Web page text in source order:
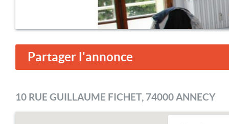
Partager l'annonce
10 RUE GUILLAUME FICHET, 74000 ANNECY